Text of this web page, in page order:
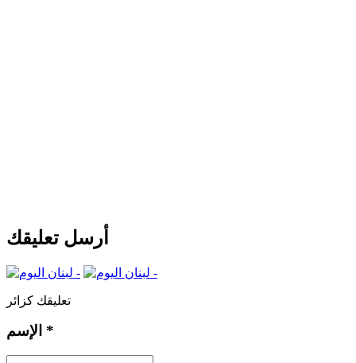
أرسل تعليقك
تعليقك كزائر
*